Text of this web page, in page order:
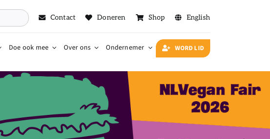
Contact Doneren Shop English
Doe ook mee Over ons Ondernemer WORD LID